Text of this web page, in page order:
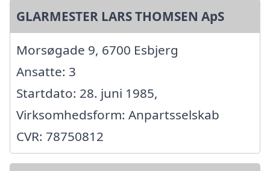
GLARMESTER LARS THOMSEN ApS
Morsøgade 9, 6700 Esbjerg
Ansatte: 3
Startdato: 28. juni 1985,
Virksomhedsform: Anpartsselskab
CVR: 78750812